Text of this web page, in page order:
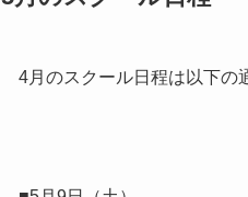
4月のスクール日程は以下の